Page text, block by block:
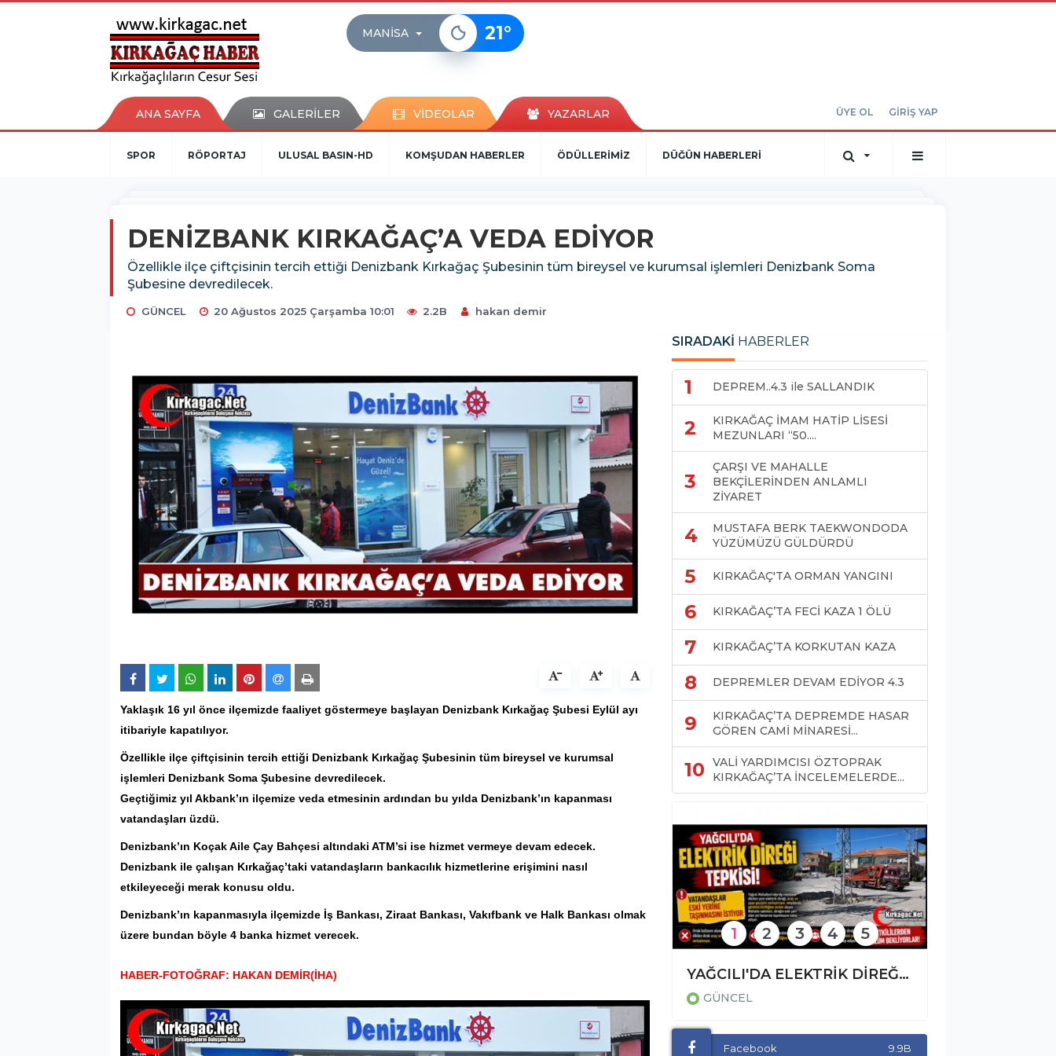
MANISA 21°
ANA SAYFA GALERİLER VİDEOLAR YAZARLAR ÜYE OL GİRİŞ YAP
SPOR RÖPORTAJ ULUSAL BASIN-HD KOMŞUDAN HABERLER ÖDÜLLERİMİZ DÜĞÜN HABERLERİ
DENİZBANK KIRKAĞAÇ’A VEDA EDİYOR
Özellikle ilçe çiftçisinin tercih ettiği Denizbank Kırkağaç Şubesinin tüm bireysel ve kurumsal işlemleri Denizbank Soma
Şubesine devredilecek.
GÜNCEL 20 Ağustos 2025 Çarşamba 10:01 2.2B hakan demir
Yaklaşık 16 yıl önce ilçemizde faaliyet göstermeye başlayan Denizbank Kırkağaç Şubesi Eylül ayı
itibariyle kapatılıyor.
Özellikle ilçe çiftçisinin tercih ettiği Denizbank Kırkağaç Şubesinin tüm bireysel ve kurumsal
işlemleri Denizbank Soma Şubesine devredilecek.
Geçtiğimiz yıl Akbank’ın ilçemize veda etmesinin ardından bu yılda Denizbank’ın kapanması
vatandaşları üzdü.
Denizbank’ın Koçak Aile Çay Bahçesi altındaki ATM’si ise hizmet vermeye devam edecek.
Denizbank ile çalışan Kırkağaç’taki vatandaşların bankacılık hizmetlerine erişimini nasıl
etkileyeceği merak konusu oldu.
Denizbank’ın kapanmasıyla ilçemizde İş Bankası, Ziraat Bankası, Vakıfbank ve Halk Bankası olmak
üzere bundan böyle 4 banka hizmet verecek.
HABER-FOTOĞRAF: HAKAN DEMİR(İHA)
SIRADAKİ HABERLER
1 DEPREM..4.3 ile SALLANDIK
2
KIRKAĞAÇ İMAM HATİP LİSESİ
MEZUNLARI “50....
3
ÇARŞI VE MAHALLE
BEKÇİLERİNDEN ANLAMLI
ZİYARET
4
MUSTAFA BERK TAEKWONDODA
YÜZÜMÜZÜ GÜLDÜRDÜ
5 KIRKAĞAÇ'TA ORMAN YANGINI
6 KIRKAĞAÇ’TA FECİ KAZA 1 ÖLÜ
7 KIRKAĞAÇ’TA KORKUTAN KAZA
8 DEPREMLER DEVAM EDİYOR 4.3
9
KIRKAĞAÇ’TA DEPREMDE HASAR
GÖREN CAMİ MİNARESİ...
10
VALİ YARDIMCISI ÖZTOPRAK
KIRKAĞAÇ’TA İNCELEMELERDE...
GÜNCEL
YAĞCILI'DA ELEKTRİK DİREĞİ TEPKİSİ
GÜNCEL
1 2 3 4 5
Facebook 9.9B